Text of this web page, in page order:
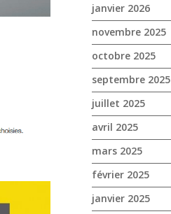
janvier 2026
novembre 2025
octobre 2025
septembre 2025
juillet 2025
avril 2025
mars 2025
février 2025
janvier 2025